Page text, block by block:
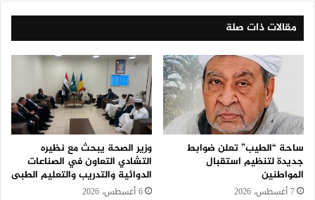
مقالات ذات صلة
ساحة “الطيب” تعلن ضوابط
جديدة لتنظيم استقبال
المواطنين
7 أغسطس، 2026
وزير الصحة يبحث مع نظيره
التشادي التعاون في الصناعات
الدوائية والتدريب والتعليم الطبى
6 أغسطس، 2026